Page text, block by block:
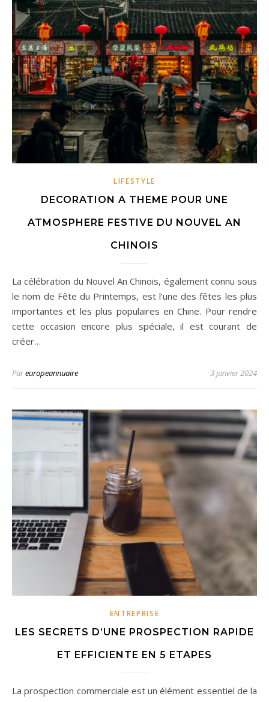
LIFESTYLE
DECORATION A THEME POUR UNE
ATMOSPHERE FESTIVE DU NOUVEL AN
CHINOIS
La célébration du Nouvel An Chinois, également connu sous
le nom de Fête du Printemps, est l’une des fêtes les plus
importantes et les plus populaires en Chine. Pour rendre
cette occasion encore plus spéciale, il est courant de
créer…
Pareuropeannuaire 3 janvier 2024
ENTREPRISE
LES SECRETS D’UNE PROSPECTION RAPIDE
ET EFFICIENTE EN 5 ETAPES
La prospection commerciale est un élément essentiel de la